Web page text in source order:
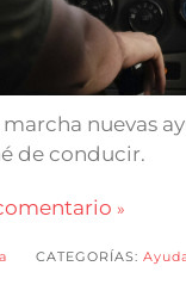
nuevas
de conducir.
CATEGORÍAS: